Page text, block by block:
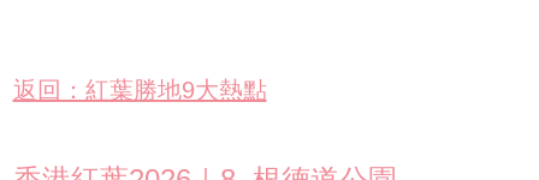
返回：紅葉勝地9大熱點